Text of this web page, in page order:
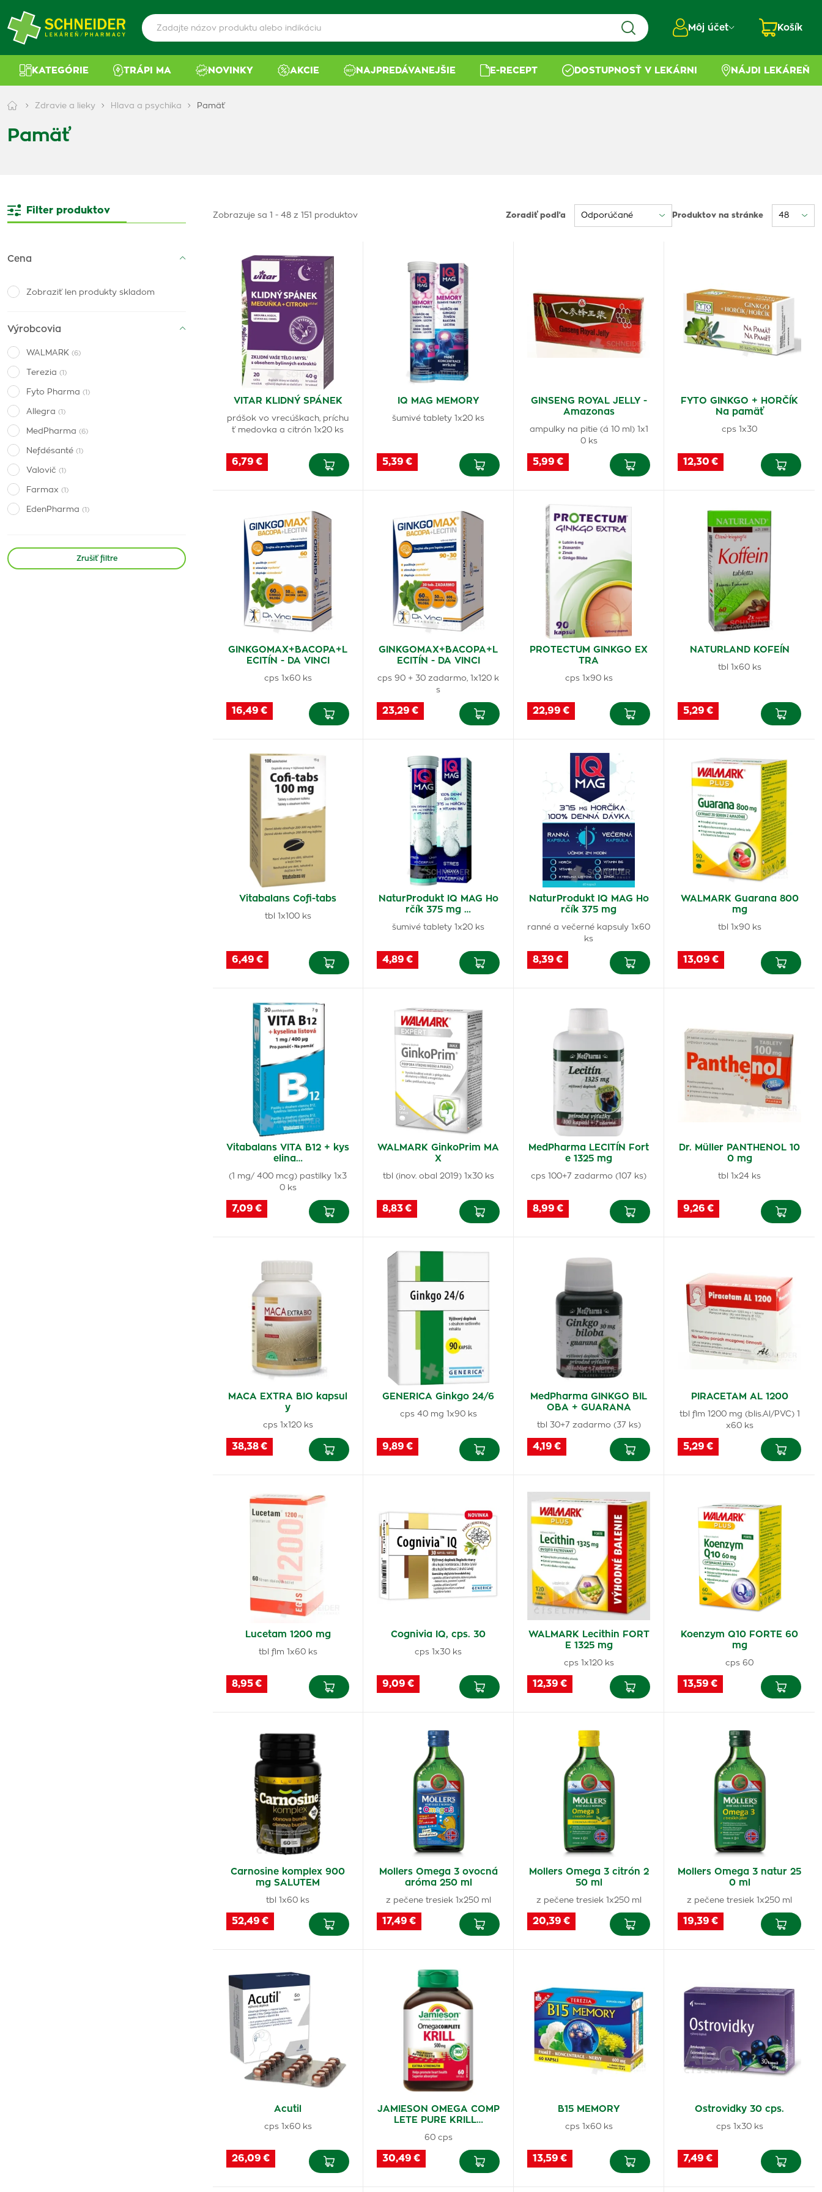
Môj účet Košík
KATEGÓRIE TRÁPI MA NOVINKY AKCIE NAJPREDÁVANEJŠIE E-RECEPT DOSTUPNOSŤ V LEKÁRNI NÁJDI LEKÁREŇ
Zdravie a lieky Hlava a psychika Pamäť
Pamäť
Filter produktov
Cena
Zobraziť len produkty skladom
Výrobcovia
WALMARK (6)
Terezia (1)
Fyto Pharma (1)
Allegra (1)
MedPharma (6)
Nefdésanté (1)
Valovič (1)
Farmax (1)
EdenPharma (1)
Revital(1)
Nástroje Zdravia(1)
Zrušiť filtre
Zobrazuje sa 1 - 48 z 151 produktov Zoradiť podľa Produktov na stránke
VITAR KLIDNÝ SPÁNEK
prášok vo vrecúškach, príchu
ť medovka a citrón 1x20 ks
6,79 €
IQ MAG MEMORY
šumivé tablety 1x20 ks
5,39 €
GINSENG ROYAL JELLY -
Amazonas
ampulky na pitie (á 10 ml) 1x1
0 ks
5,99 €
FYTO GINKGO + HORČÍK
Na pamäť
cps 1x30
12,30 €
GINKGOMAX+BACOPA+L
ECITÍN - DA VINCI
cps 1x60 ks
16,49 €
GINKGOMAX+BACOPA+L
ECITÍN - DA VINCI
cps 90 + 30 zadarmo, 1x120 k
s
23,29 €
PROTECTUM GINKGO EX
TRA
cps 1x90 ks
22,99 €
NATURLAND KOFEÍN
tbl 1x60 ks
5,29 €
Vitabalans Cofi-tabs
tbl 1x100 ks
6,49 €
NaturProdukt IQ MAG Ho
rčík 375 mg …
šumivé tablety 1x20 ks
4,89 €
NaturProdukt IQ MAG Ho
rčík 375 mg
ranné a večerné kapsuly 1x60
ks
8,39 €
WALMARK Guarana 800
mg
tbl 1x90 ks
13,09 €
Vitabalans VITA B12 + kys
elina…
(1 mg/ 400 mcg) pastilky 1x3
0 ks
7,09 €
WALMARK GinkoPrim MA
X
tbl (inov. obal 2019) 1x30 ks
8,83 €
MedPharma LECITÍN Fort
e 1325 mg
cps 100+7 zadarmo (107 ks)
8,99 €
Dr. Müller PANTHENOL 10
0 mg
tbl 1x24 ks
9,26 €
MACA EXTRA BIO kapsul
y
cps 1x120 ks
38,38 €
GENERICA Ginkgo 24/6
cps 40 mg 1x90 ks
9,89 €
MedPharma GINKGO BIL
OBA + GUARANA
tbl 30+7 zadarmo (37 ks)
4,19 €
PIRACETAM AL 1200
tbl flm 1200 mg (blis.Al/PVC) 1
x60 ks
5,29 €
Lucetam 1200 mg
tbl flm 1x60 ks
8,95 €
Cognivia IQ, cps. 30
cps 1x30 ks
9,09 €
WALMARK Lecithin FORT
E 1325 mg
cps 1x120 ks
12,39 €
Koenzym Q10 FORTE 60
mg
cps 60
13,59 €
Carnosine komplex 900
mg SALUTEM
tbl 1x60 ks
52,49 €
Mollers Omega 3 ovocná
aróma 250 ml
z pečene tresiek 1x250 ml
17,49 €
Mollers Omega 3 citrón 2
50 ml
z pečene tresiek 1x250 ml
20,39 €
Mollers Omega 3 natur 25
0 ml
z pečene tresiek 1x250 ml
19,39 €
Acutil
cps 1x60 ks
26,09 €
JAMIESON OMEGA COMP
LETE PURE KRILL…
60 cps
30,49 €
B15 MEMORY
cps 1x60 ks
13,59 €
Ostrovidky 30 cps.
cps 1x30 ks
7,49 €